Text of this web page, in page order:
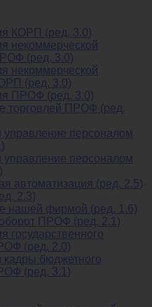
КОРП (ред. 3.0)
некоммерческой
(ред. 3.0)
некоммерческой
(ред. 3.0)
ПРОФ (ред. 3.0)
торговлей ПРОФ (ред.
управление персоналом
управление персоналом
автоматизация (ред. 2.5)
2.3)
нашей фирмой (ред. 1.6)
ПРОФ (ред. 2.1)
государственного
(ред. 2.0)
кадры бюджетного
(ред. 3.1)